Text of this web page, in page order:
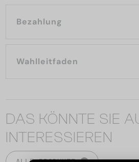
Bezahlung
Wahlleitfaden
DAS KÖNNTE SIE
INTERESSIEREN